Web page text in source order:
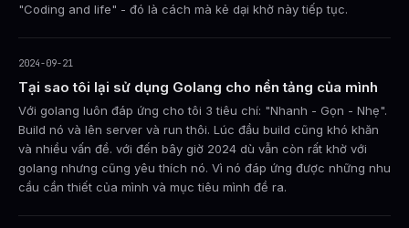
"Coding and life" - đó là cách mà kẻ dại khờ này tiếp tục.
2024-09-21
Tại sao tôi lại sử dụng Golang cho nền tảng của mình
Với golang luôn đáp ứng cho tôi 3 tiêu chí: "Nhanh - Gọn - Nhẹ".
Build nó và lên server và run thôi. Lúc đầu build cũng khó khăn
và nhiều vấn đề. với đến bây giờ 2024 dù vẫn còn rất khờ với
golang nhưng cũng yêu thích nó. Vì nó đáp ứng được những nhu
cầu cần thiết của mình và mục tiêu mình đề ra.